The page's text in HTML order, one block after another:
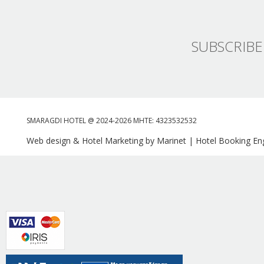
SMARAGDI HOTEL @ 2024-2026 MHTE: 4323532532
Web design & Hotel Marketing by Marinet | Hotel Booking